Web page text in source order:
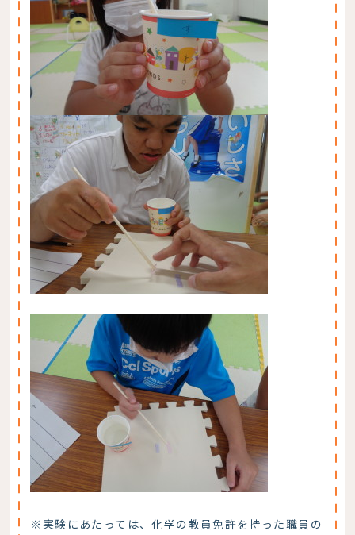
※実験にあたっては、化学の教員免許を持った職員の